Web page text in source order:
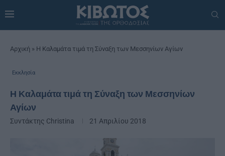
Αρχική » Η Καλαμάτα τιμά τη Σύναξη των Μεσσηνίων Αγίων
Εκκλησία
Η Καλαμάτα τιμά τη Σύναξη των Μεσσηνίων
Αγίων
Συντάκτης Christina 21 Απριλίου 2018